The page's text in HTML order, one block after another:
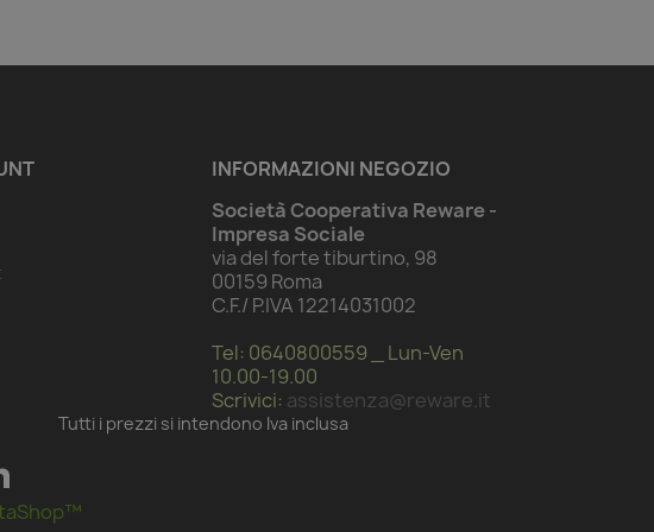
INFORMAZIONI NEGOZIO
Società Cooperativa Reware -
Impresa Sociale
via del forte tiburtino, 98
00159 Roma
C.F./ P.IVA 12214031002
Tel: 0640800559 _ Lun-Ven
10.00-19.00
Scrivici: assistenza@reware.it
Tutti i prezzi si intendono Iva inclusa